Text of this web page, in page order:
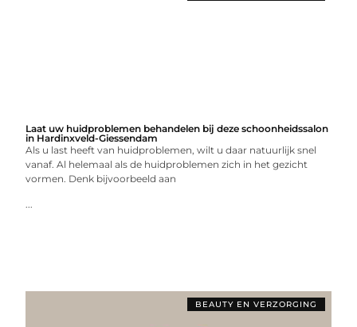
Laat uw huidproblemen behandelen bij deze schoonheidssalon
in Hardinxveld-Giessendam
Als u last heeft van huidproblemen, wilt u daar natuurlijk snel
vanaf. Al helemaal als de huidproblemen zich in het gezicht
vormen. Denk bijvoorbeeld aan
...
BEAUTY EN VERZORGING